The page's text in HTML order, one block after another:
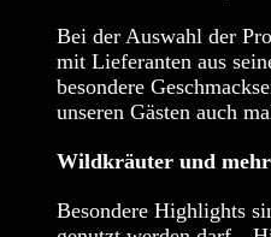
Bei der Auswahl der
mit Lieferanten aus
besondere
unseren Gästen auch
Wildkräuter und
Besondere Highlights